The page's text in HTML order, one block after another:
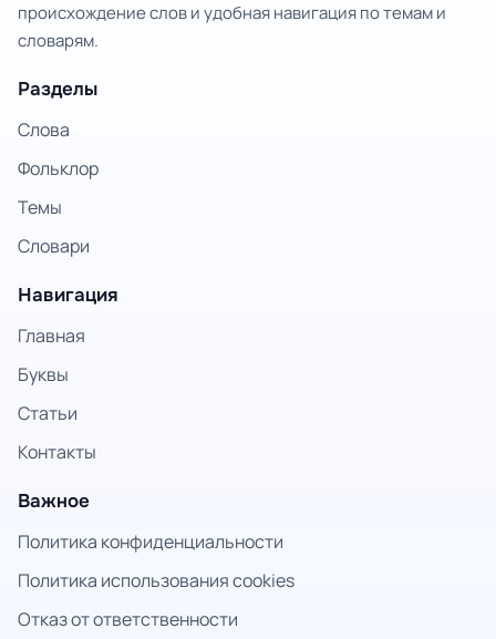
происхождение слов и удобная навигация по темам и
словарям.
Разделы
Слова
Фольклор
Темы
Словари
Навигация
Главная
Буквы
Статьи
Контакты
Важное
Политика конфиденциальности
Политика использования cookies
Отказ от ответственности